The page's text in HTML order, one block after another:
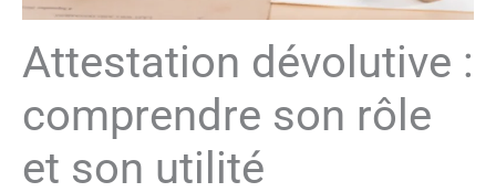
Attestation dévolutive :
comprendre son rôle
et son utilité